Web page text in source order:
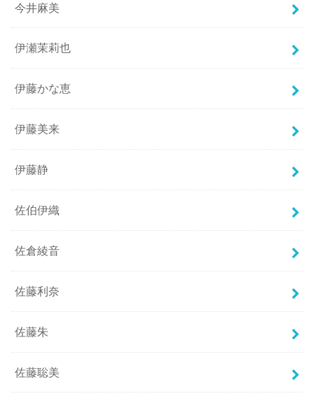
今井麻美
伊瀬茉莉也
伊藤かな恵
伊藤美来
伊藤静
佐伯伊織
佐倉綾音
佐藤利奈
佐藤朱
佐藤聡美